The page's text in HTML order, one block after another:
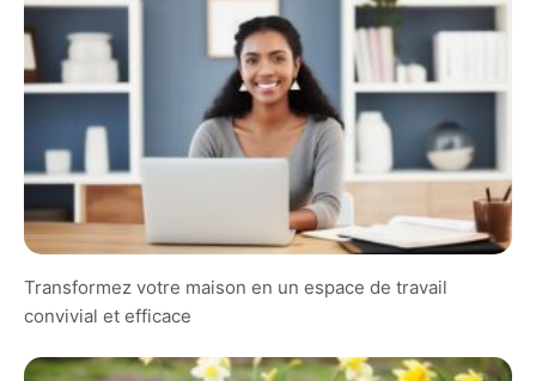
Transformez votre maison en un espace de travail
convivial et efficace